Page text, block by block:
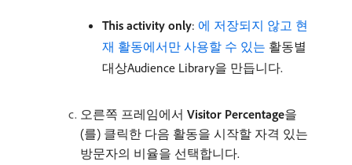
This activity only: 에 저장되지 않고 현
재 활동에서만 사용할 수 있는 ​ 활동별
대상Audience Library을 만듭니다.
오른쪽 프레임에서 Visitor Percentage​을
(를) 클릭한 다음 활동을 시작할 자격 있는
방문자의 비율을 선택합니다.